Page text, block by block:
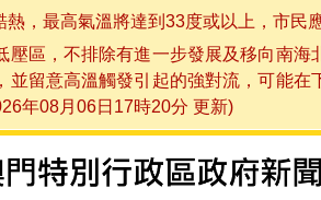
，最高氣溫將達到33度或以上，市
區，不排除有進一步發展及移向南
留意高溫觸發引起的強對流，可能
年08月06日17時20分 更新)